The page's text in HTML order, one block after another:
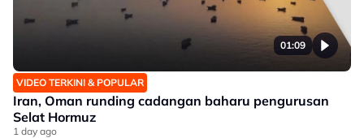
01:09
VIDEO TERKINI & POPULAR
Iran, Oman runding cadangan baharu pengurusan
Selat Hormuz
1 day ago